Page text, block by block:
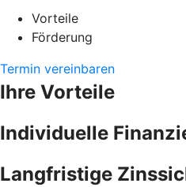
Vorteile
Förderung
Termin vereinbaren
Ihre Vorteile
Individuelle
Langfristige